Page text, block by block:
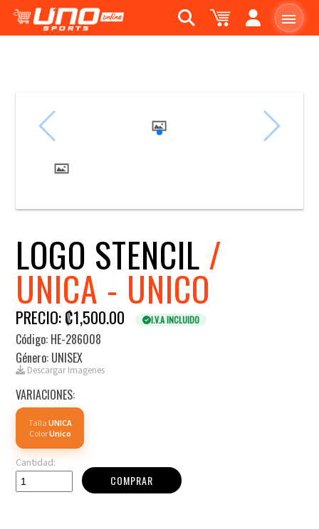
LOGO STENCIL/
UNICA - UNICO
PRECIO: ₡1,500.00 I.V.A INCLUIDO
Código: HE-286008
Género: UNISEX
Descargar Imagenes
VARIACIONES:
Talla UNICA
ColorUnico
Cantidad:
COMPRAR